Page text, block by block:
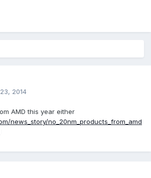
2014
AMD this year either
news_story/no_20nm_products_from_amd